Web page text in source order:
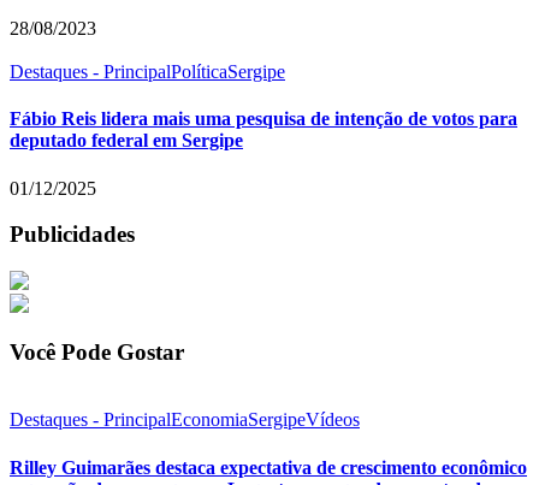
28/08/2023
Destaques - PrincipalPolíticaSergipe
Fábio Reis lidera mais uma pesquisa de intenção de votos para
deputado federal em Sergipe
01/12/2025
Publicidades
Você Pode Gostar
Destaques - PrincipalEconomiaSergipeVídeos
Rilley Guimarães destaca expectativa de crescimento econômico